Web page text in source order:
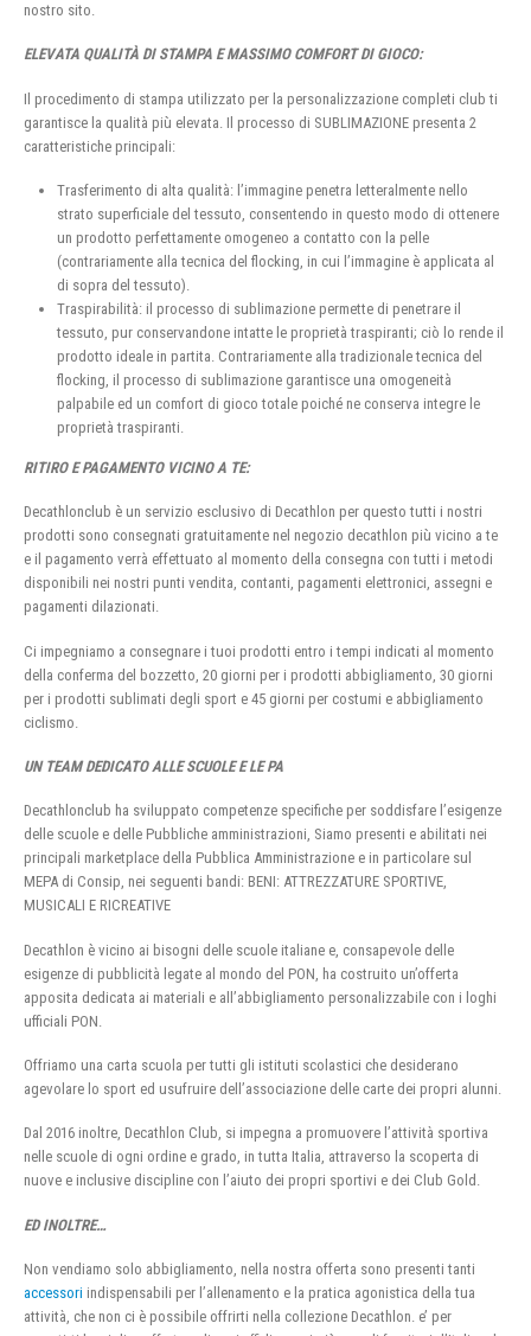
nostro sito.
ELEVATA QUALITÀ DI STAMPA E MASSIMO COMFORT DI GIOCO:
Il procedimento di stampa utilizzato per la personalizzazione completi club ti
garantisce la qualità più elevata. Il processo di SUBLIMAZIONE presenta 2
caratteristiche principali:
Trasferimento di alta qualità: l’immagine penetra letteralmente nello
strato superficiale del tessuto, consentendo in questo modo di ottenere
un prodotto perfettamente omogeneo a contatto con la pelle
(contrariamente alla tecnica del flocking, in cui l’immagine è applicata al
di sopra del tessuto).
Traspirabilità: il processo di sublimazione permette di penetrare il
tessuto, pur conservandone intatte le proprietà traspiranti; ciò lo rende il
prodotto ideale in partita. Contrariamente alla tradizionale tecnica del
flocking, il processo di sublimazione garantisce una omogeneità
palpabile ed un comfort di gioco totale poiché ne conserva integre le
proprietà traspiranti.
RITIRO E PAGAMENTO VICINO A TE:
Decathlonclub è un servizio esclusivo di Decathlon per questo tutti i nostri
prodotti sono consegnati gratuitamente nel negozio decathlon più vicino a te
e il pagamento verrà effettuato al momento della consegna con tutti i metodi
disponibili nei nostri punti vendita, contanti, pagamenti elettronici, assegni e
pagamenti dilazionati.
Ci impegniamo a consegnare i tuoi prodotti entro i tempi indicati al momento
della conferma del bozzetto, 20 giorni per i prodotti abbigliamento, 30 giorni
per i prodotti sublimati degli sport e 45 giorni per costumi e abbigliamento
ciclismo.
UN TEAM DEDICATO ALLE SCUOLE E LE PA
Decathlonclub ha sviluppato competenze specifiche per soddisfare l’esigenze
delle scuole e delle Pubbliche amministrazioni, Siamo presenti e abilitati nei
principali marketplace della Pubblica Amministrazione e in particolare sul
MEPA di Consip, nei seguenti bandi: BENI: ATTREZZATURE SPORTIVE,
MUSICALI E RICREATIVE
Decathlon è vicino ai bisogni delle scuole italiane e, consapevole delle
esigenze di pubblicità legate al mondo del PON, ha costruito un’offerta
apposita dedicata ai materiali e all’abbigliamento personalizzabile con i loghi
ufficiali PON.
Offriamo una carta scuola per tutti gli istituti scolastici che desiderano
agevolare lo sport ed usufruire dell’associazione delle carte dei propri alunni.
Dal 2016 inoltre, Decathlon Club, si impegna a promuovere l’attività sportiva
nelle scuole di ogni ordine e grado, in tutta Italia, attraverso la scoperta di
nuove e inclusive discipline con l’aiuto dei propri sportivi e dei Club Gold.
ED INOLTRE…
Non vendiamo solo abbigliamento, nella nostra offerta sono presenti tanti
accessori indispensabili per l’allenamento e la pratica agonistica della tua
attività, che non ci è possibile offrirti nella collezione Decathlon. e’ per